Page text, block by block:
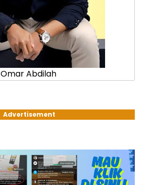
Omar Abdilah
Advertisement